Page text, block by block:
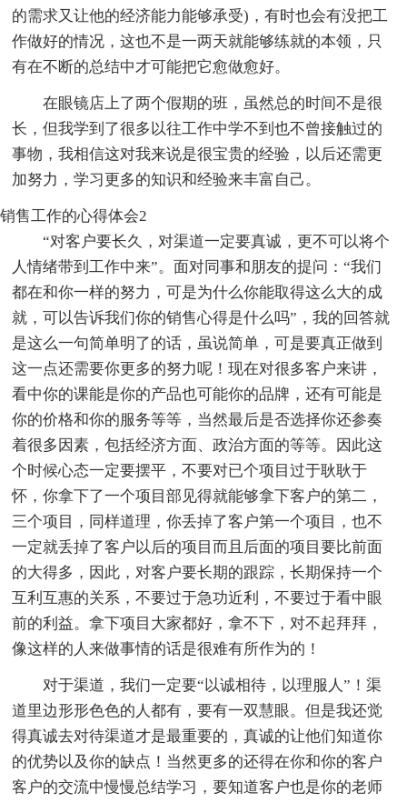
的需求又让他的经济能力能够承受)，有时也会有没把工
作做好的情况，这也不是一两天就能够练就的本领，只
有在不断的总结中才可能把它愈做愈好。
在眼镜店上了两个假期的班，虽然总的时间不是很
长，但我学到了很多以往工作中学不到也不曾接触过的
事物，我相信这对我来说是很宝贵的经验，以后还需更
加努力，学习更多的知识和经验来丰富自己。
销售工作的心得体会2
“对客户要长久，对渠道一定要真诚，更不可以将个
人情绪带到工作中来”。面对同事和朋友的提问：“我们
都在和你一样的努力，可是为什么你能取得这么大的成
就，可以告诉我们你的销售心得是什么吗”，我的回答就
是这么一句简单明了的话，虽说简单，可是要真正做到
这一点还需要你更多的努力呢！现在对很多客户来讲，
看中你的课能是你的产品也可能你的品牌，还有可能是
你的价格和你的服务等等，当然最后是否选择你还参奏
着很多因素，包括经济方面、政治方面的等等。因此这
个时候心态一定要摆平，不要对已个项目过于耿耿于
怀，你拿下了一个项目部见得就能够拿下客户的第二，
三个项目，同样道理，你丢掉了客户第一个项目，也不
一定就丢掉了客户以后的项目而且后面的项目要比前面
的大得多，因此，对客户要长期的跟踪，长期保持一个
互利互惠的关系，不要过于急功近利，不要过于看中眼
前的利益。拿下项目大家都好，拿不下，对不起拜拜，
像这样的人来做事情的话是很难有所作为的！
对于渠道，我们一定要“以诚相待，以理服人”！渠
道里边形形色色的人都有，要有一双慧眼。但是我还觉
得真诚去对待渠道才是最重要的，真诚的让他们知道你
的优势以及你的缺点！当然更多的还得在你和你的客户
客户的交流中慢慢总结学习，要知道客户也是你的老师